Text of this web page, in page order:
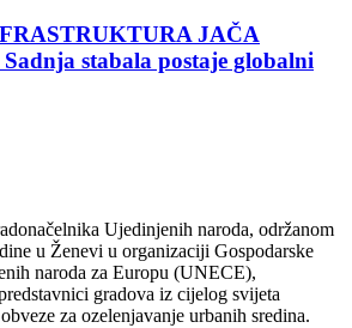
JAČA
stabala postaje globalni
Ujedinjenih naroda, održanom
u Ženevi u organizaciji Gospodarske
naroda za Europu (UNECE),
gradova iz cijelog svijeta
za ozelenjavanje urbanih sredina.